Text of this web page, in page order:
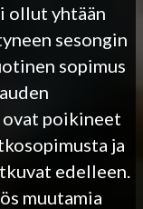
ollut yhtään
sesongin
sopimus
poikineet
ja
edelleen.
muutamia